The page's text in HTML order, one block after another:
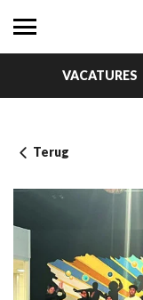
VACATURES
Terug